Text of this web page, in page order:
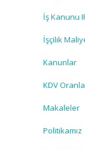
İş Kanunu
İşçilik
Kanunlar
KDV
Makaleler
Politikamız